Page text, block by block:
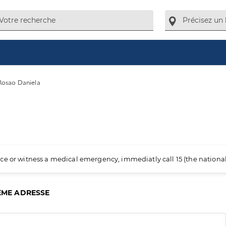
Daniela
or witness a medical emergency, immediatly call 15 (the
ADRESSE